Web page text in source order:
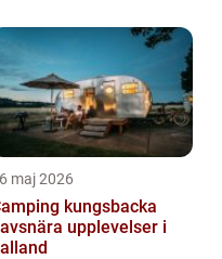
med flo...
maj 2026
kungsbacka
upplevelser i